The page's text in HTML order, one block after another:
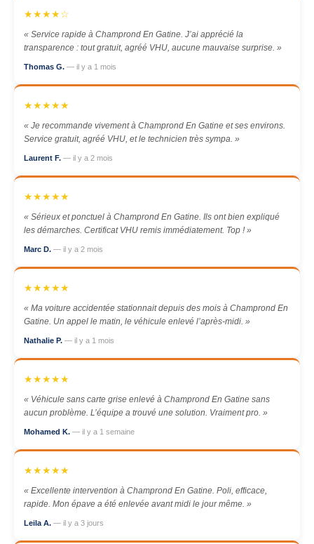
★★★★☆
« Service rapide à Champrond En Gatine. J’ai apprécié la
transparence : tout gratuit, agréé VHU, aucune mauvaise surprise. »
Thomas G. — il y a 1 mois
★★★★★
« Je recommande vivement à Champrond En Gatine et ses environs.
Service gratuit, agréé VHU, et le technicien très sympa. »
Laurent F. — il y a 2 mois
★★★★★
« Sérieux et ponctuel à Champrond En Gatine. Ils ont bien expliqué
les démarches. Certificat VHU remis immédiatement. Top ! »
Marc D. — il y a 2 mois
★★★★★
« Ma voiture accidentée stationnait depuis des mois à Champrond En
Gatine. Un appel le matin, le véhicule enlevé l’après-midi. »
Nathalie P. — il y a 1 mois
★★★★★
« Véhicule sans carte grise enlevé à Champrond En Gatine sans
aucun problème. L’équipe a trouvé une solution. Vraiment pro. »
Mohamed K. — il y a 1 semaine
★★★★★
« Excellente intervention à Champrond En Gatine. Poli, efficace,
rapide. Mon épave a été enlevée avant midi le jour même. »
Leila A. — il y a 3 jours